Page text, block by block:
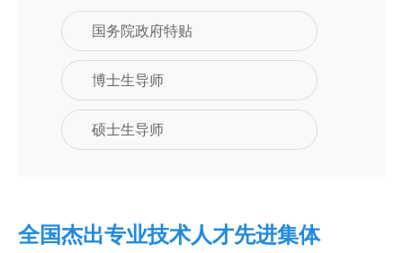
国务院政府特贴
博士生导师
硕士生导师
全国杰出专业技术人才先进集体